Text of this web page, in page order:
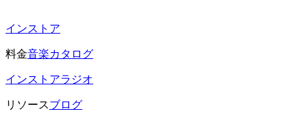
インストア
料金音楽カタログ
インストアラジオ
リソースブログ